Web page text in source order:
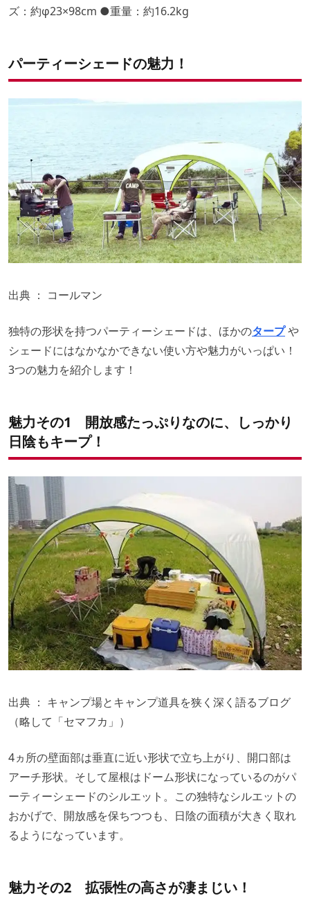
ズ：約φ23×98cm ●重量：約16.2kg
パーティーシェードの魅力！
出典 ： コールマン
独特の形状を持つパーティーシェードは、ほかのタープや
シェードにはなかなかできない使い方や魅力がいっぱい！
3つの魅力を紹介します！
魅力その1 開放感たっぷりなのに、しっかり
日陰もキープ！
出典 ： キャンプ場とキャンプ道具を狭く深く語るブログ
（略して「セマフカ」）
4ヵ所の壁面部は垂直に近い形状で立ち上がり、開口部は
アーチ形状。そして屋根はドーム形状になっているのがパ
ーティーシェードのシルエット。この独特なシルエットの
おかげで、開放感を保ちつつも、日陰の面積が大きく取れ
るようになっています。
魅力その2 拡張性の高さが凄まじい！